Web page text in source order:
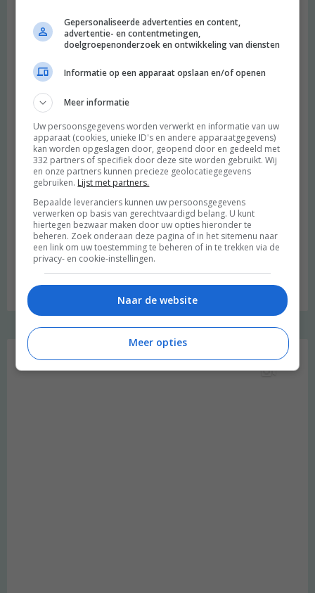
Heimwee
Gepersonaliseerde advertenties en content,
advertentie- en contentmetingen,
doelgroepenonderzoek en ontwikkeling van diensten
Informatie op een apparaat opslaan en/of openen
Meer informatie
Uw persoonsgegevens worden verwerkt en informatie van uw
apparaat (cookies, unieke ID's en andere apparaatgegevens)
kan worden opgeslagen door, geopend door en gedeeld met
332 partners of specifiek door deze site worden gebruikt. Wij
en onze partners kunnen precieze geolocatiegegevens
gebruiken. Lijst met partners.
Bepaalde leveranciers kunnen uw persoonsgegevens
verwerken op basis van gerechtvaardigd belang. U kunt
hiertegen bezwaar maken door uw opties hieronder te
beheren. Zoek onderaan deze pagina of in het sitemenu naar
een link om uw toestemming te beheren of in te trekken via de
privacy- en cookie-instellingen.
Naar de website
Meer opties